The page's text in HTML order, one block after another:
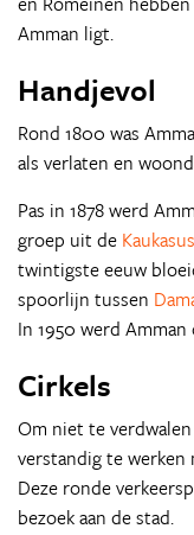
Amman ligt.
Handjevol
Rond 1800 was
als verlaten en
Pas in 1878 werd
groep uit de Kaukasus
twintigste eeuw
spoorlijn tussen
In 1950 werd
Cirkels
Om niet te
verstandig te
Deze ronde
bezoek aan de stad.